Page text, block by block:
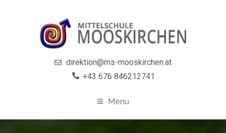
direktion@ms-mooskirchen.at
+43 676 846212741
Menu